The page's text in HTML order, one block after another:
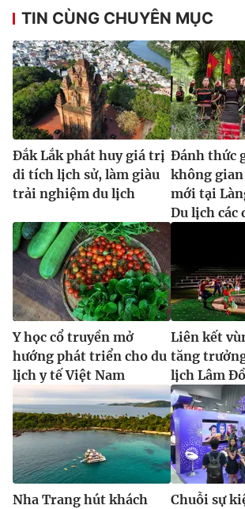
TIN CÙNG CHUYÊN MỤC
Đắk Lắk phát huy giá trị
di tích lịch sử, làm giàu
trải nghiệm du lịch
Đánh thức
không gian
mới tại
Du lịch các
Y học cổ truyền mở
hướng phát triển cho du
lịch y tế Việt Nam
Liên kết
tăng
lịch Lâm
Nha Trang hút khách
Chuỗi sự